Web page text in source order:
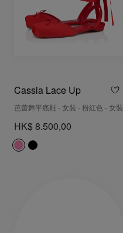
Cassia Lace Up
芭蕾舞平底鞋 - 女裝 - 粉紅色 - 女裝
HK$ 8.500,00